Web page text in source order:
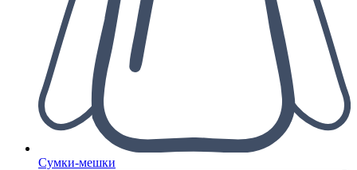
Сумки-мешки